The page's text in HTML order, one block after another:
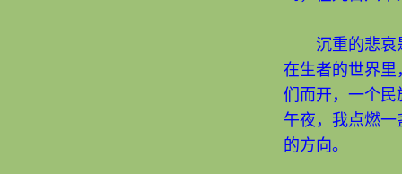
沉重的悲哀是
在生者的世界里
们而开，一个
午夜，我点燃
的方向。